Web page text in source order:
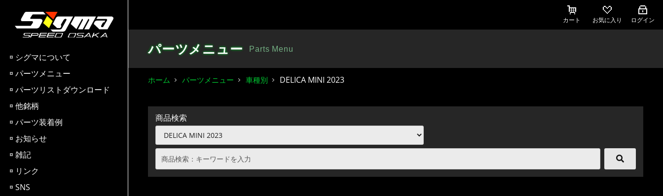
シグマについて
パーツメニュー
パーツリストダウンロード
他銘柄
パーツ装着例
お知らせ
雑記
リンク
SNS
カート お気に入り ログイン
パーツメニュー Parts Menu
ホーム パーツメニュー 車種別 DELICA MINI 2023
商品検索